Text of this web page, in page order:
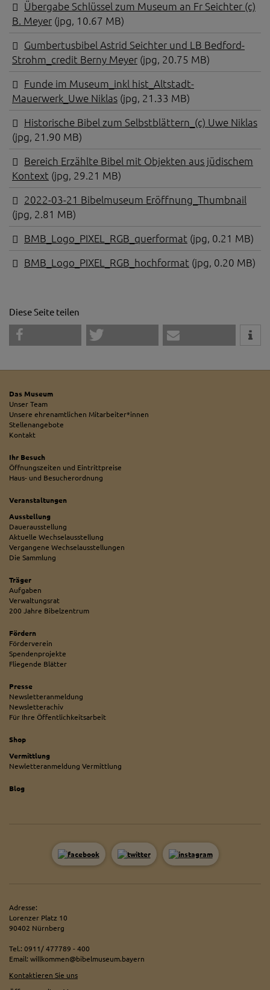
Übergabe Schlüssel zum Museum an Fr Seichter (c)
B. Meyer (jpg, 10.67 MB)
Gumbertusbibel Astrid Seichter und LB Bedford-
Strohm_credit Berny Meyer (jpg, 20.75 MB)
Funde im Museum_inkl hist_Altstadt-
Mauerwerk_Uwe Niklas (jpg, 21.33 MB)
Historische Bibel zum Selbstblättern_(c) Uwe Niklas
(jpg, 21.90 MB)
Bereich Erzählte Bibel mit Objekten aus jüdischem
Kontext (jpg, 29.21 MB)
2022-03-21 Bibelmuseum Eröffnung_Thumbnail
(jpg, 2.81 MB)
BMB_Logo_PIXEL_RGB_querformat (jpg, 0.21 MB)
BMB_Logo_PIXEL_RGB_hochformat (jpg, 0.20 MB)
Diese Seite teilen
Das Museum
Unser Team
Unsere ehrenamtlichen Mitarbeiter*innen
Stellenangebote
Kontakt
Ihr Besuch
Öffnungszeiten und Eintrittpreise
Haus- und Besucherordnung
Veranstaltungen
Ausstellung
Dauerausstellung
Aktuelle Wechselausstellung
Vergangene Wechselausstellungen
Die Sammlung
Träger
Aufgaben
Verwaltungsrat
200 Jahre Bibelzentrum
Fördern
Förderverein
Spendenprojekte
Fliegende Blätter
Presse
Newsletteranmeldung
Newsletterachiv
Für Ihre Öffentlichkeitsarbeit
Shop
Vermittlung
Newletteranmeldung Vermittlung
Blog
Adresse:
Lorenzer Platz 10
90402 Nürnberg
Tel.: 0911/ 477789 - 400
Email: willkommen@bibelmuseum.bayern
Kontaktieren Sie uns